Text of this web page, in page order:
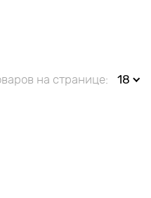
на странице: 18